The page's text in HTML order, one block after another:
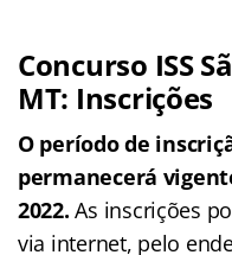
Concurso ISS
MT: Inscrições
O período de
permanecerá
2022.As inscrições
via internet, pelo